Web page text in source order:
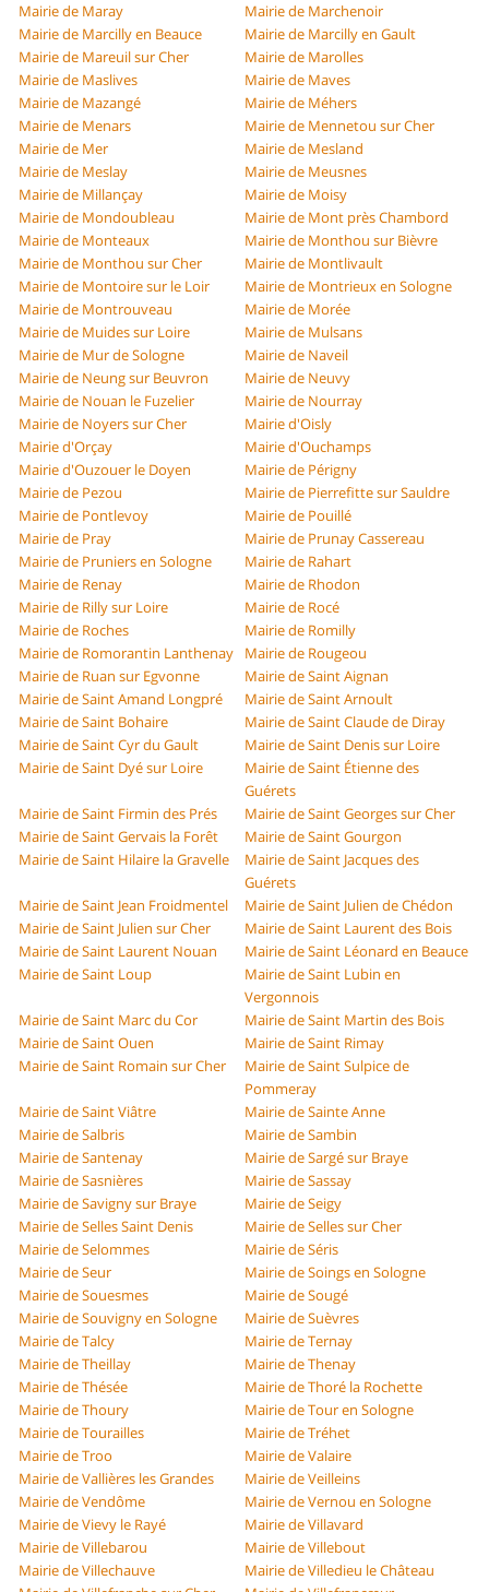
Mairie de Maray
Mairie de Marchenoir
Mairie de Marcilly en Beauce
Mairie de Marcilly en Gault
Mairie de Mareuil sur Cher
Mairie de Marolles
Mairie de Maslives
Mairie de Maves
Mairie de Mazangé
Mairie de Méhers
Mairie de Menars
Mairie de Mennetou sur Cher
Mairie de Mer
Mairie de Mesland
Mairie de Meslay
Mairie de Meusnes
Mairie de Millançay
Mairie de Moisy
Mairie de Mondoubleau
Mairie de Mont près Chambord
Mairie de Monteaux
Mairie de Monthou sur Bièvre
Mairie de Monthou sur Cher
Mairie de Montlivault
Mairie de Montoire sur le Loir
Mairie de Montrieux en Sologne
Mairie de Montrouveau
Mairie de Morée
Mairie de Muides sur Loire
Mairie de Mulsans
Mairie de Mur de Sologne
Mairie de Naveil
Mairie de Neung sur Beuvron
Mairie de Neuvy
Mairie de Nouan le Fuzelier
Mairie de Nourray
Mairie de Noyers sur Cher
Mairie d'Oisly
Mairie d'Orçay
Mairie d'Ouchamps
Mairie d'Ouzouer le Doyen
Mairie de Périgny
Mairie de Pezou
Mairie de Pierrefitte sur Sauldre
Mairie de Pontlevoy
Mairie de Pouillé
Mairie de Pray
Mairie de Prunay Cassereau
Mairie de Pruniers en Sologne
Mairie de Rahart
Mairie de Renay
Mairie de Rhodon
Mairie de Rilly sur Loire
Mairie de Rocé
Mairie de Roches
Mairie de Romilly
Mairie de Romorantin Lanthenay
Mairie de Rougeou
Mairie de Ruan sur Egvonne
Mairie de Saint Aignan
Mairie de Saint Amand Longpré
Mairie de Saint Arnoult
Mairie de Saint Bohaire
Mairie de Saint Claude de Diray
Mairie de Saint Cyr du Gault
Mairie de Saint Denis sur Loire
Mairie de Saint Dyé sur Loire
Mairie de Saint Étienne des
Guérets
Mairie de Saint Firmin des Prés
Mairie de Saint Georges sur Cher
Mairie de Saint Gervais la Forêt
Mairie de Saint Gourgon
Mairie de Saint Hilaire la Gravelle
Mairie de Saint Jacques des
Guérets
Mairie de Saint Jean Froidmentel
Mairie de Saint Julien de Chédon
Mairie de Saint Julien sur Cher
Mairie de Saint Laurent des Bois
Mairie de Saint Laurent Nouan
Mairie de Saint Léonard en Beauce
Mairie de Saint Loup
Mairie de Saint Lubin en
Vergonnois
Mairie de Saint Marc du Cor
Mairie de Saint Martin des Bois
Mairie de Saint Ouen
Mairie de Saint Rimay
Mairie de Saint Romain sur Cher
Mairie de Saint Sulpice de
Pommeray
Mairie de Saint Viâtre
Mairie de Sainte Anne
Mairie de Salbris
Mairie de Sambin
Mairie de Santenay
Mairie de Sargé sur Braye
Mairie de Sasnières
Mairie de Sassay
Mairie de Savigny sur Braye
Mairie de Seigy
Mairie de Selles Saint Denis
Mairie de Selles sur Cher
Mairie de Selommes
Mairie de Séris
Mairie de Seur
Mairie de Soings en Sologne
Mairie de Souesmes
Mairie de Sougé
Mairie de Souvigny en Sologne
Mairie de Suèvres
Mairie de Talcy
Mairie de Ternay
Mairie de Theillay
Mairie de Thenay
Mairie de Thésée
Mairie de Thoré la Rochette
Mairie de Thoury
Mairie de Tour en Sologne
Mairie de Tourailles
Mairie de Tréhet
Mairie de Troo
Mairie de Valaire
Mairie de Vallières les Grandes
Mairie de Veilleins
Mairie de Vendôme
Mairie de Vernou en Sologne
Mairie de Vievy le Rayé
Mairie de Villavard
Mairie de Villebarou
Mairie de Villebout
Mairie de Villechauve
Mairie de Villedieu le Château